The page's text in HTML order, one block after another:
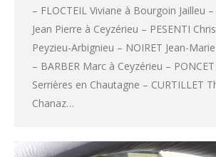
– FLOCTEIL Viviane à Bourgoin Jailleu
Jean Pierre à Ceyzérieu – PESENTI
Peyzieu-Arbignieu – NOIRET Jean-
– BARBER Marc à Ceyzérieu –
Serrières en Chautagne – CURTILLET
Chanaz…